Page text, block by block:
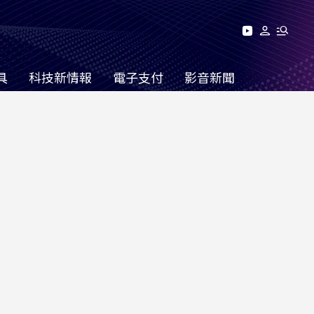
科技新情報 電子支付 影音新聞